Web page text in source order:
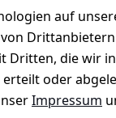
auf
Dritten, die
oder
Impressum
Kontakt
Registrieren
Rechnungskauf